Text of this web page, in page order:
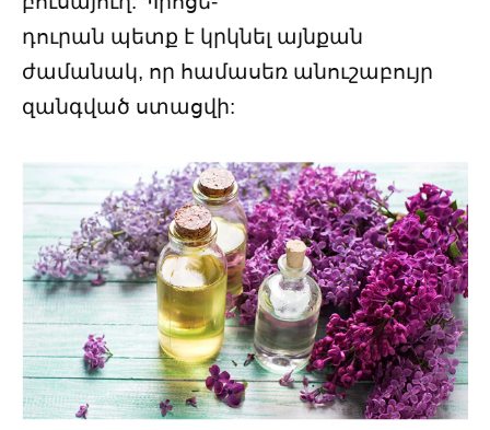
դուրան պետք է կրկնել այնքան
ժամանակ, որ համասեռ անուշաբույր
զանգված ստացվի: